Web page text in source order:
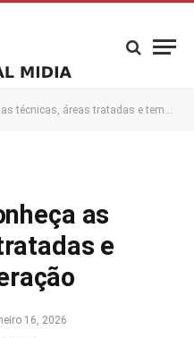
áreas tratadas e tempo de recuperação
as
e
16, 2026